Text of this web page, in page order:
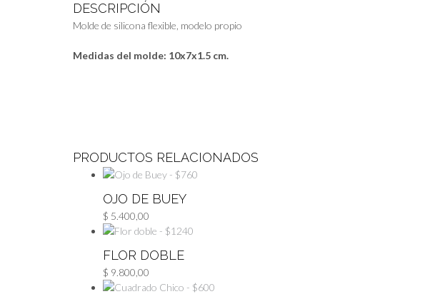
DESCRIPCIÓN
Molde de silicona flexible, modelo propio
Medidas del molde: 10x7x1.5 cm.
PRODUCTOS RELACIONADOS
OJO DE BUEY
$ 5.400,00
FLOR DOBLE
$ 9.800,00